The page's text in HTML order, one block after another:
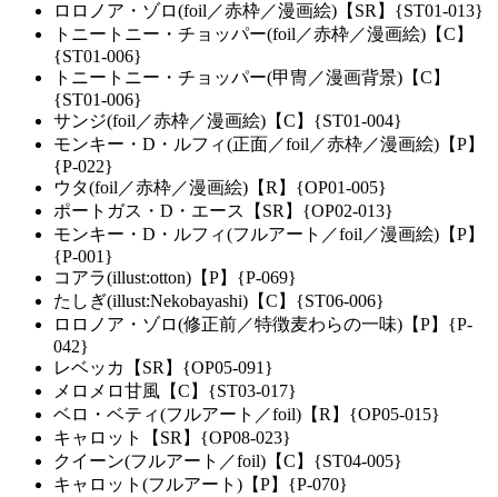
ロロノア・ゾロ(foil／赤枠／漫画絵)【SR】{ST01-013}
トニートニー・チョッパー(foil／赤枠／漫画絵)【C】
{ST01-006}
トニートニー・チョッパー(甲冑／漫画背景)【C】
{ST01-006}
サンジ(foil／赤枠／漫画絵)【C】{ST01-004}
モンキー・D・ルフィ(正面／foil／赤枠／漫画絵)【P】
{P-022}
ウタ(foil／赤枠／漫画絵)【R】{OP01-005}
ポートガス・D・エース【SR】{OP02-013}
モンキー・D・ルフィ(フルアート／foil／漫画絵)【P】
{P-001}
コアラ(illust:otton)【P】{P-069}
たしぎ(illust:Nekobayashi)【C】{ST06-006}
ロロノア・ゾロ(修正前／特徴麦わらの一味)【P】{P-
042}
レベッカ【SR】{OP05-091}
メロメロ甘風【C】{ST03-017}
ベロ・ベティ(フルアート／foil)【R】{OP05-015}
キャロット【SR】{OP08-023}
クイーン(フルアート／foil)【C】{ST04-005}
キャロット(フルアート)【P】{P-070}